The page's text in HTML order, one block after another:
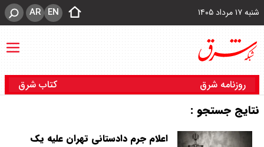
شنبه ۱۷ مرداد ۱۴۰۵ EN
AR
روزنامه شرق کتاب شرق
نتایج جستجو :
اعلام جرم دادستانی تهران علیه یک